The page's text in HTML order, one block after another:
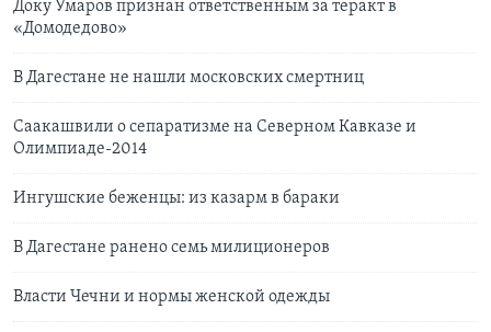
Доку Умаров признан ответственным за теракт в
«Домодедово»
В Дагестане не нашли московских смертниц
Саакашвили о сепаратизме на Северном Кавказе и
Олимпиаде-2014
Ингушские беженцы: из казарм в бараки
В Дагестане ранено семь милиционеров
Власти Чечни и нормы женской одежды